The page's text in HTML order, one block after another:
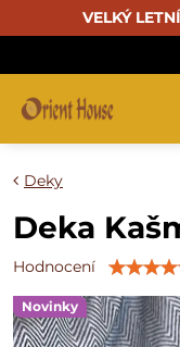
VELKÝ
Novinky
Deky
Deka
Hodnocení